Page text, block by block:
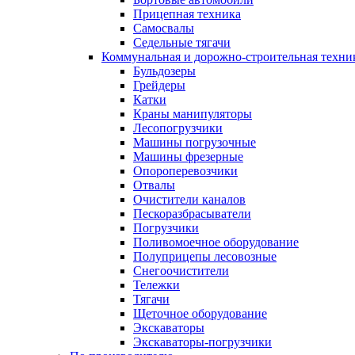
Прицепная техника
Самосвалы
Седельные тягачи
Коммунальная и дорожно-строительная
Бульдозеры
Грейдеры
Катки
Краны манипуляторы
Лесопогрузчики
Машины погрузочные
Машины фрезерные
Опороперевозчики
Отвалы
Очистители каналов
Пескоразбрасыватели
Погрузчики
Поливомоечное оборудование
Полуприцепы лесовозные
Снегоочистители
Тележки
Тягачи
Щеточное оборудование
Экскаваторы
Экскаваторы-погрузчики